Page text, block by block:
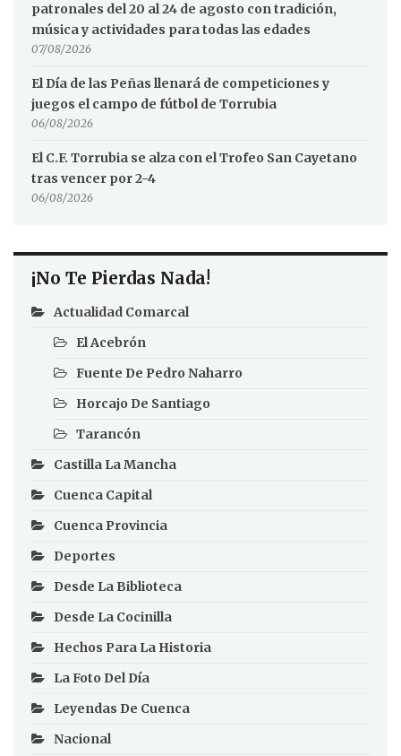
patronales del 20 al 24 de agosto con tradición,
música y actividades para todas las edades
07/08/2026
El Día de las Peñas llenará de competiciones y
juegos el campo de fútbol de Torrubia
06/08/2026
El C.F. Torrubia se alza con el Trofeo San Cayetano
tras vencer por 2-4
06/08/2026
¡No Te Pierdas Nada!
Actualidad Comarcal
El Acebrón
Fuente De Pedro Naharro
Horcajo De Santiago
Tarancón
Castilla La Mancha
Cuenca Capital
Cuenca Provincia
Deportes
Desde La Biblioteca
Desde La Cocinilla
Hechos Para La Historia
La Foto Del Día
Leyendas De Cuenca
Nacional